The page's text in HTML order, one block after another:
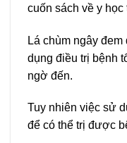
cuốn sách về y
Lá chùm ngây
dụng điều trị bệnh
ngờ đến.
Tuy nhiên việc sử
để có thể trị được